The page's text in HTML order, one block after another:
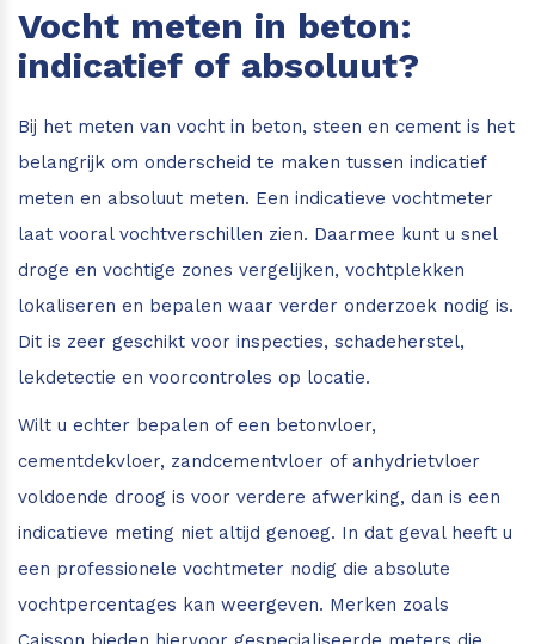
Vocht meten in beton:
indicatief of absoluut?
Bij het meten van vocht in beton, steen en cement is het
belangrijk om onderscheid te maken tussen indicatief
meten en absoluut meten. Een indicatieve vochtmeter
laat vooral vochtverschillen zien. Daarmee kunt u snel
droge en vochtige zones vergelijken, vochtplekken
lokaliseren en bepalen waar verder onderzoek nodig is.
Dit is zeer geschikt voor inspecties, schadeherstel,
lekdetectie en voorcontroles op locatie.
Wilt u echter bepalen of een betonvloer,
cementdekvloer, zandcementvloer of anhydrietvloer
voldoende droog is voor verdere afwerking, dan is een
indicatieve meting niet altijd genoeg. In dat geval heeft u
een professionele vochtmeter nodig die absolute
vochtpercentages kan weergeven. Merken zoals